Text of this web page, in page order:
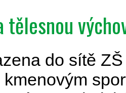
tělesnou
do sítě